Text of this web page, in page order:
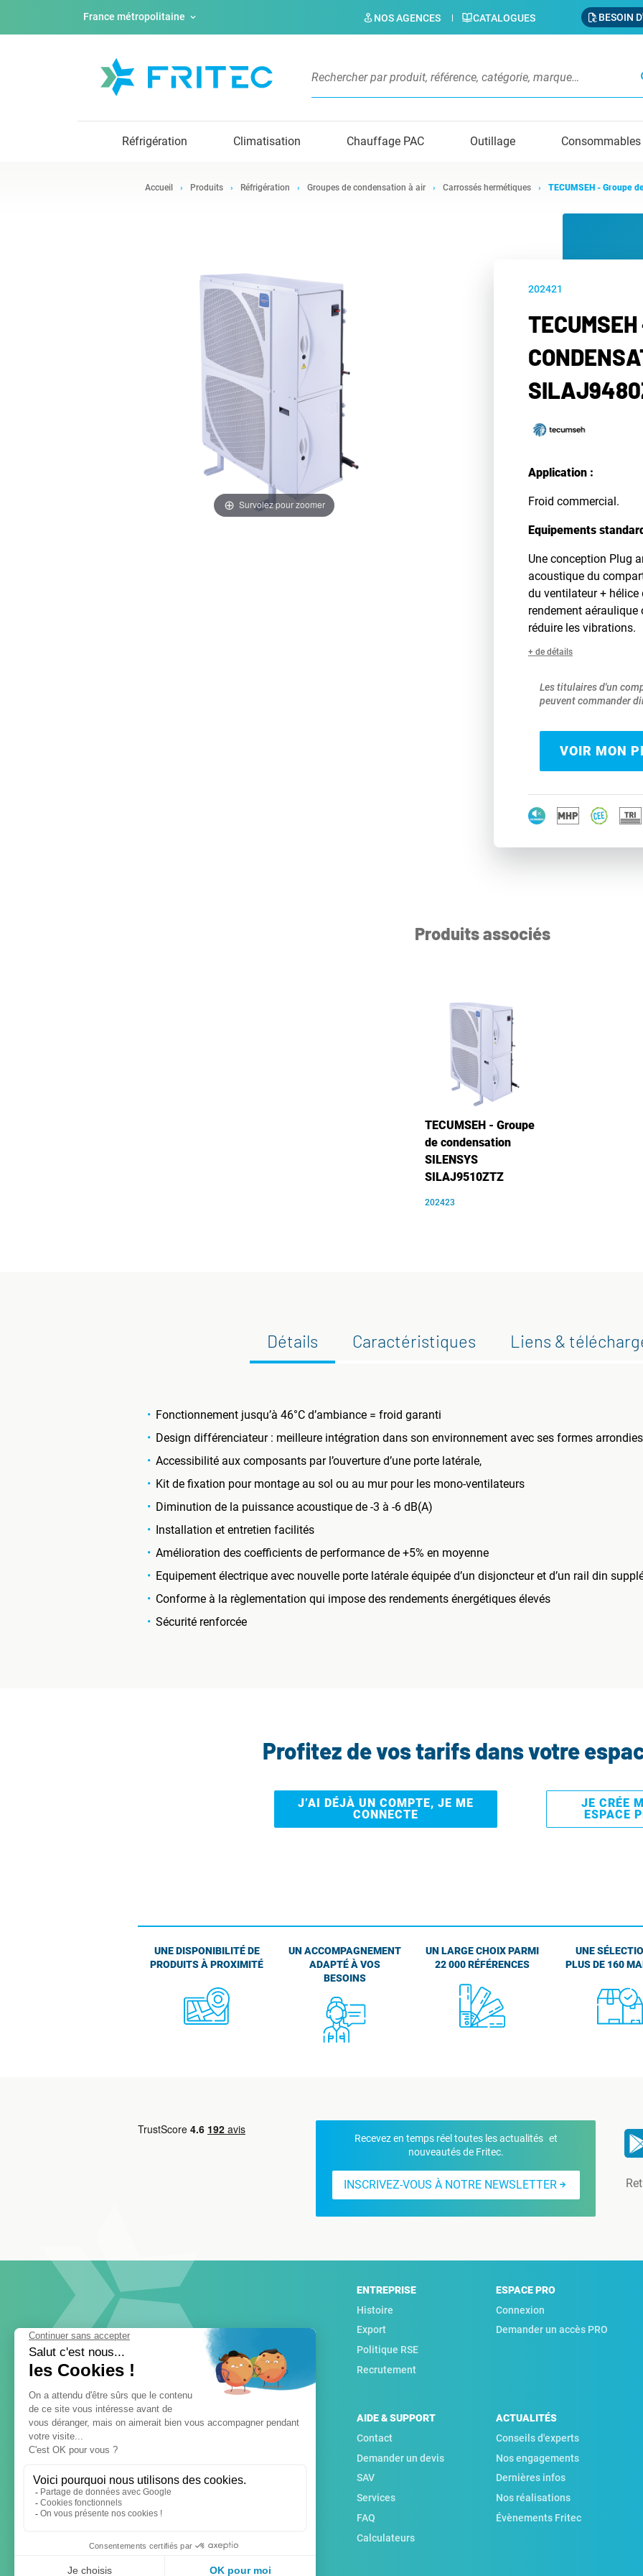
France métropolitaine NOS AGENCES CATALOGUES BESOIN
Réfrigération Climatisation Chauffage PAC Outillage Consommables
Accueil Produits Réfrigération Groupes de condensation à air Carrossés hermétiques TECUMSEH - Groupe
Survolez pour zoomer
202421
TECUMSEH
Application :
Froid commercial.
Equipements standard
Une conception Plug
acoustique du
du ventilateur +
rendement aéraulique
réduire les vibrations.
+ de détails
Les titulaires d'un
peuvent commander
VOIR MON
Produits associés
TECUMSEH - Groupe
de condensation
SILENSYS
SILAJ9510ZTZ
202423
Détails Caractéristiques Liens &
Fonctionnement jusqu’à 46°C d’ambiance = froid garanti
Design différenciateur : meilleure intégration dans son environnement avec ses formes arrondies
Accessibilité aux composants par l’ouverture d’une porte latérale,
Kit de fixation pour montage au sol ou au mur pour les mono-ventilateurs
Diminution de la puissance acoustique de -3 à -6 dB(A)
Installation et entretien facilités
Amélioration des coefficients de performance de +5% en moyenne
Equipement électrique avec nouvelle porte latérale équipée d’un disjoncteur et d’un rail din
Conforme à la règlementation qui impose des rendements énergétiques élevés
Sécurité renforcée
Profitez de vos tarifs dans votre
J’AI DÉJÀ UN COMPTE, JE ME
CONNECTE
JE CRÉE
ESPACE
UNE DISPONIBILITÉ DE
PRODUITS À PROXIMITÉ
UN ACCOMPAGNEMENT
ADAPTÉ À VOS
BESOINS
UN LARGE CHOIX PARMI
22 000 RÉFÉRENCES
UNE
PLUS DE 160
Recevez en temps réel toutes les actualités et
nouveautés de Fritec.
INSCRIVEZ-VOUS À NOTRE NEWSLETTER
ENTREPRISE
Histoire
Export
Politique RSE
Recrutement
ESPACE PRO
Connexion
Demander un accès PRO
AIDE & SUPPORT
Contact
Demander un devis
SAV
Services
FAQ
Calculateurs
ACTUALITÉS
Conseils d'experts
Nos engagements
Dernières infos
Nos réalisations
Évènements Fritec